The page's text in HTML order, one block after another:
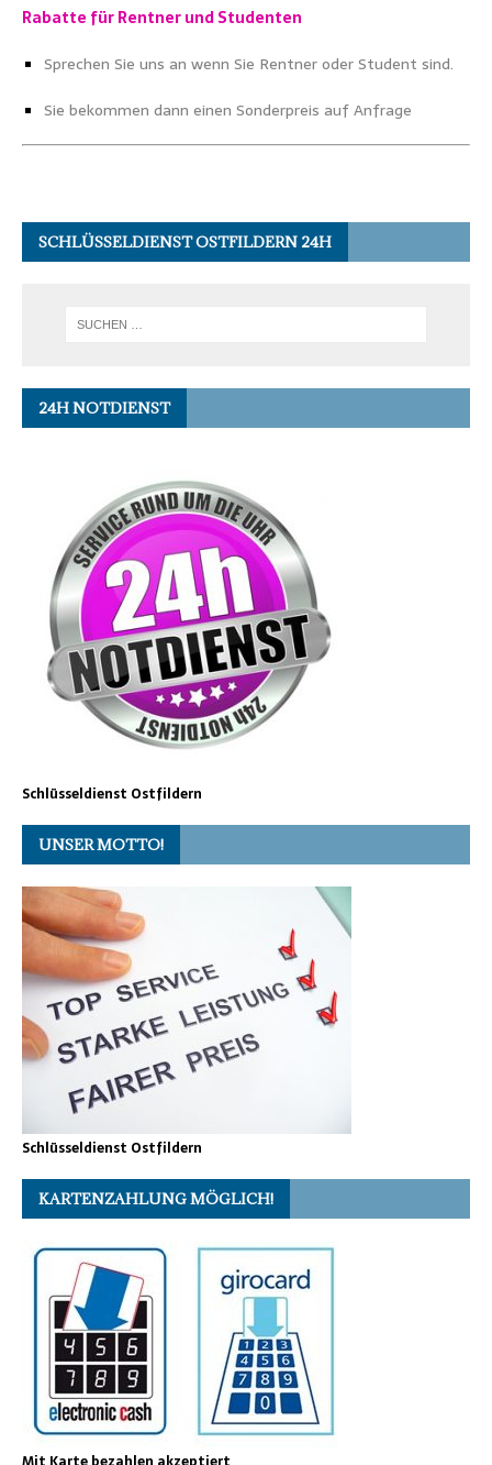
Rabatte für Rentner und Studenten
Sprechen Sie uns an wenn Sie Rentner oder Student sind.
Sie bekommen dann einen Sonderpreis auf Anfrage
SCHLÜSSELDIENST OSTFILDERN 24H
24H NOTDIENST
Schlüsseldienst Ostfildern
UNSER MOTTO!
Schlüsseldienst Ostfildern
KARTENZAHLUNG MÖGLICH!